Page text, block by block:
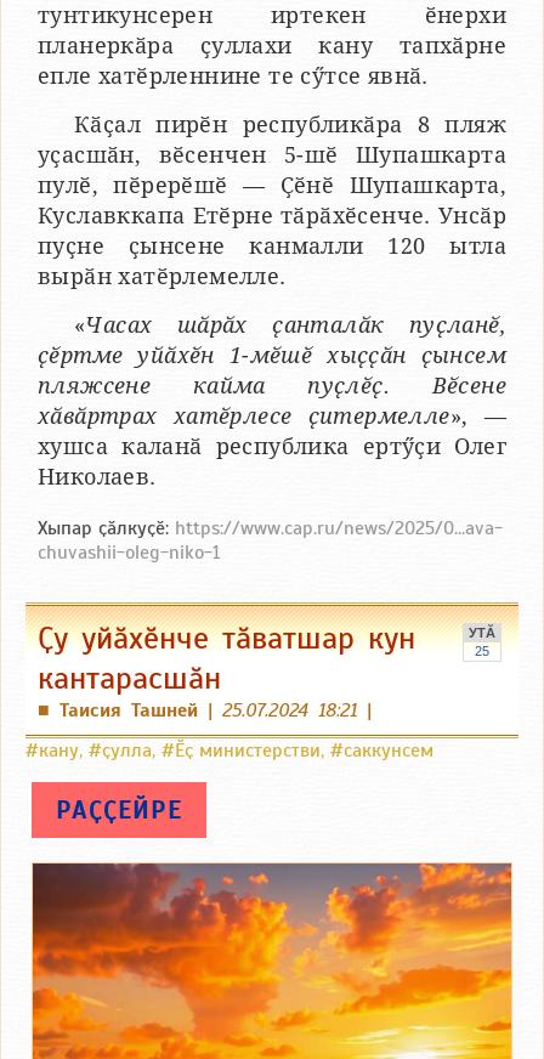
тунтикунсерен иртекен ӗнерхи
планеркӑра ҫуллахи кану тапхӑрне
епле хатӗрленнине те сӳтсе явнӑ.
Кӑҫал пирӗн республикӑра 8 пляж
уҫасшӑн, вӗсенчен 5-шӗ Шупашкарта
пулӗ, пӗрерӗшӗ — Ҫӗнӗ Шупашкарта,
Куславккапа Етӗрне тӑрӑхӗсенче. Унсӑр
пуҫне ҫынсене канмалли 120 ытла
вырӑн хатӗрлемелле.
«Часах шӑрӑх ҫанталӑк пуҫланӗ,
ҫӗртме уйӑхӗн 1-мӗшӗ хыҫҫӑн ҫынсем
пляжсене кайма пуҫлӗҫ. Вӗсене
хӑвӑртрах хатӗрлесе ҫитермелле», —
хушса каланӑ республика ертӳҫи Олег
Николаев.
Хыпар ҫӑлкуҫӗ: https://www.cap.ru/news/2025/0...ava-
chuvashii-oleg-niko-1
УТӐ
25
Ҫу уйӑхӗнче тӑватшар кун
кантарасшӑн
■ Таисия Ташней | 25.07.2024 18:21 |
#кану, #ҫулла, #Ӗҫ министерстви, #саккунсем
РАҪҪЕЙРЕ